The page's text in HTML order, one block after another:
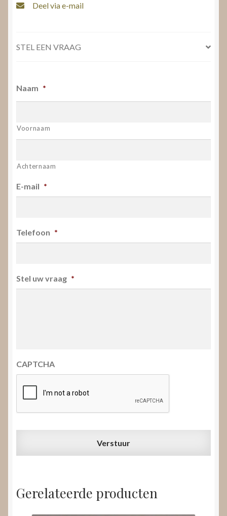
Deel via e-mail
STEL EEN VRAAG
Naam *
Voornaam
Achternaam
E-mail *
Telefoon *
Stel uw vraag *
CAPTCHA
Gerelateerde producten